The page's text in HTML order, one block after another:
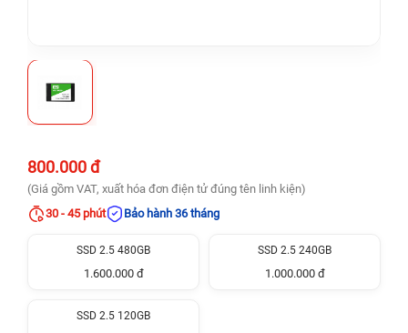
800.000 đ
(Giá gồm VAT, xuất hóa đơn điện tử đúng tên linh kiện)
30 - 45 phút
Bảo hành 36 tháng
SSD 2.5 480GB
1.600.000 đ
SSD 2.5 240GB
1.000.000 đ
SSD 2.5 120GB